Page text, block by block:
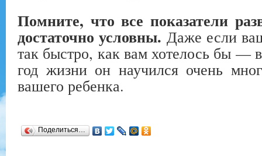
Помните, что все показатели
достаточно условны. Даже если
так быстро, как вам хотелось бы —
год жизни он научился очень
вашего ребенка.
Поделиться…